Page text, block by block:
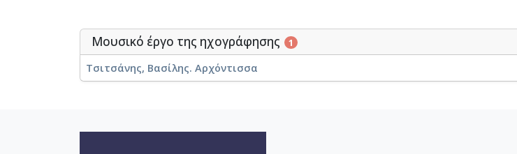
Μουσικό έργο της ηχογράφησης 1
Τσιτσάνης, Βασίλης. Αρχόντισσα